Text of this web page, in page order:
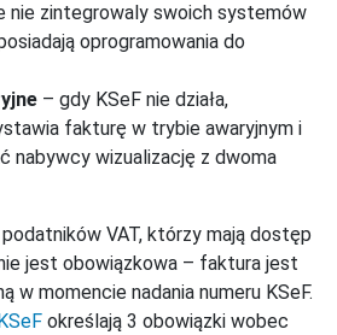
nie zintegrowaly swoich systemów
oprogramowania do
– gdy KSeF nie działa,
fakturę w trybie awaryjnym i
nabywcy wizualizację z dwoma
VAT, którzy mają dostęp
jest obowiązkowa – faktura jest
w momencie nadania numeru KSeF.
określają 3 obowiązki wobec